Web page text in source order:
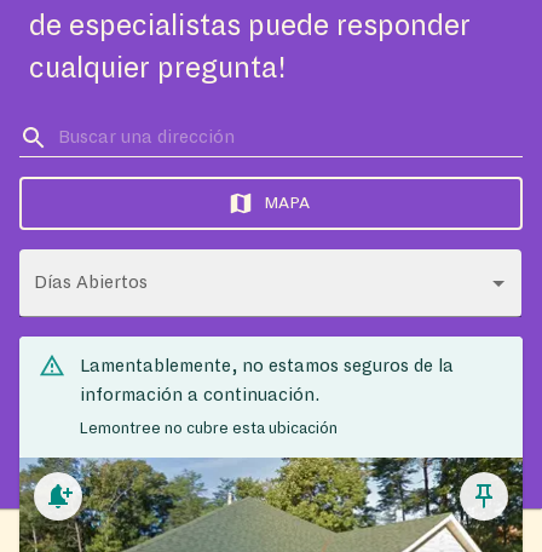
de especialistas puede responder
cualquier pregunta!
MAPA
Días Abiertos
Lamentablemente, no estamos seguros de la
información a continuación.
Lemontree no cubre esta ubicación